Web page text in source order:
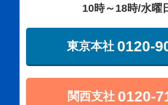
10時～18時/水曜
東京本社 0120-
関西支社 0120-